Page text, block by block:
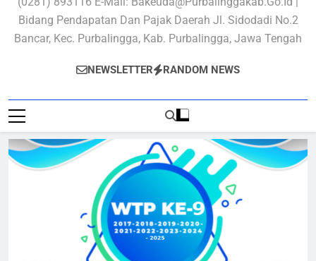
Bidang Pendapatan Dan Pajak Daerah Jl. Sidodadi No.2
Bancar, Kec. Purbalingga, Kab. Purbalingga, Jawa Tengah
NEWSLETTER RANDOM NEWS